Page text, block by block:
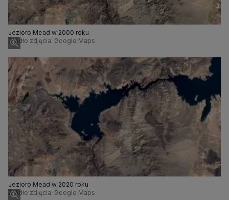
Jezioro Mead w 2000 roku
Źródło zdjęcia: Google Maps
Jezioro Mead w 2020 roku
Źródło zdjęcia: Google Maps